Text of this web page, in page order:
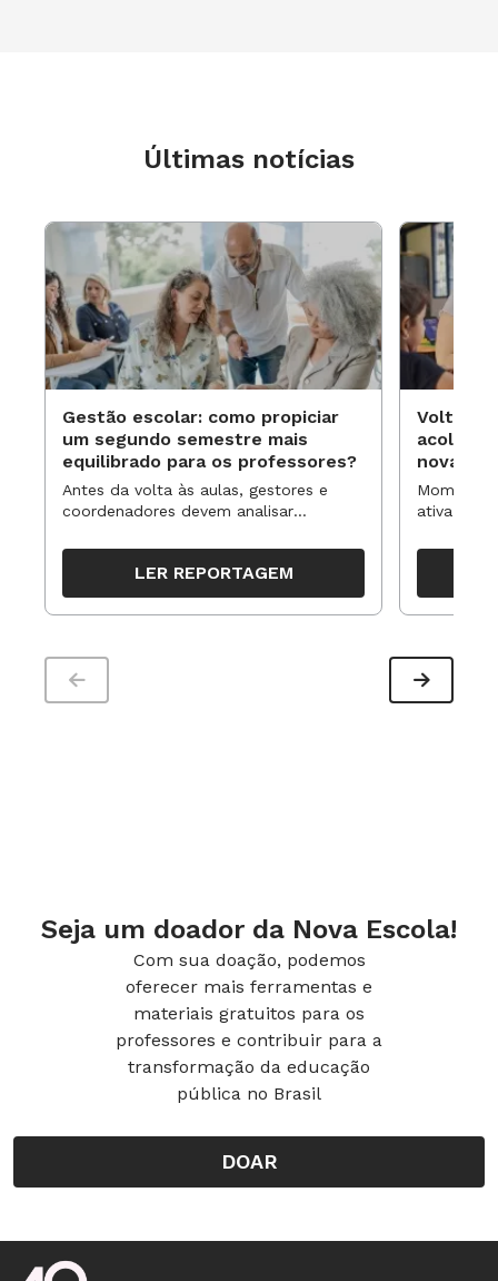
Últimas notícias
Gestão escolar: como propiciar
um segundo semestre mais
equilibrado para os professores?
Antes da volta às aulas, gestores e
coordenadores devem analisar
organizar ações para orientar o
trabalho pedagógico ao longo do
período
LER REPORTAGEM
Volta às
novas
ativa
propostas
Seja um doador da Nova Escola!
Com sua doação, podemos
oferecer mais ferramentas e
materiais gratuitos para os
professores e contribuir para a
transformação da educação
pública no Brasil
DOAR
Rodapé da Nova Escola